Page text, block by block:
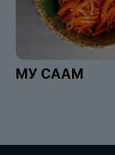
МУ СААМ